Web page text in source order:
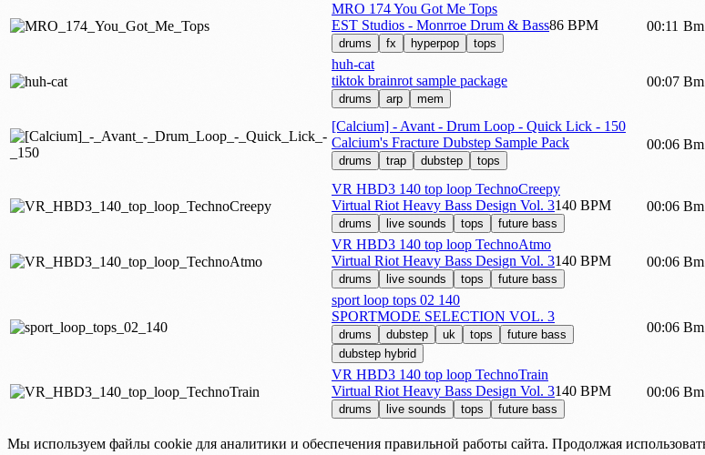
MRO 174 You Got Me Tops
EST Studios - Monrroe Drum & Bass86 BPM
drums fx hyperpop tops
00:11 Bm
huh-cat
tiktok brainrot sample package
drums arp mem
00:07 Bm
[Calcium] - Avant - Drum Loop - Quick Lick - 150
Calcium's Fracture Dubstep Sample Pack
drums trap dubstep tops
00:06 Bm
VR HBD3 140 top loop TechnoCreepy
Virtual Riot Heavy Bass Design Vol. 3140 BPM
drums live sounds tops future bass
00:06 Bm
VR HBD3 140 top loop TechnoAtmo
Virtual Riot Heavy Bass Design Vol. 3140 BPM
drums live sounds tops future bass
00:06 Bm
sport loop tops 02 140
SPORTMODE SELECTION VOL. 3
drums dubstep uk tops
future bass
dubstep hybrid
00:06 Bm
VR HBD3 140 top loop TechnoTrain
Virtual Riot Heavy Bass Design Vol. 3140 BPM
drums live sounds tops future bass
00:06 Bm
Мы используем файлы cookie для аналитики и обеспечения правильной работы сайта. Продолжая